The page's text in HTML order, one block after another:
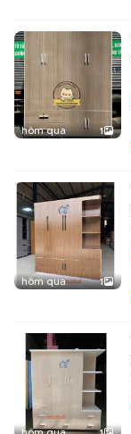
hôm qua 1
hôm qua 1